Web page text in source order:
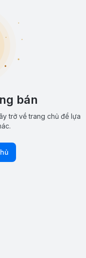
bán
trở về trang chủ để lựa